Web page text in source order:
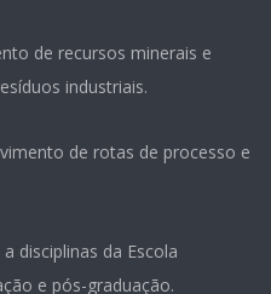
de recursos minerais e
industriais.
de rotas de processo e
disciplinas da Escola
e pós-graduação.